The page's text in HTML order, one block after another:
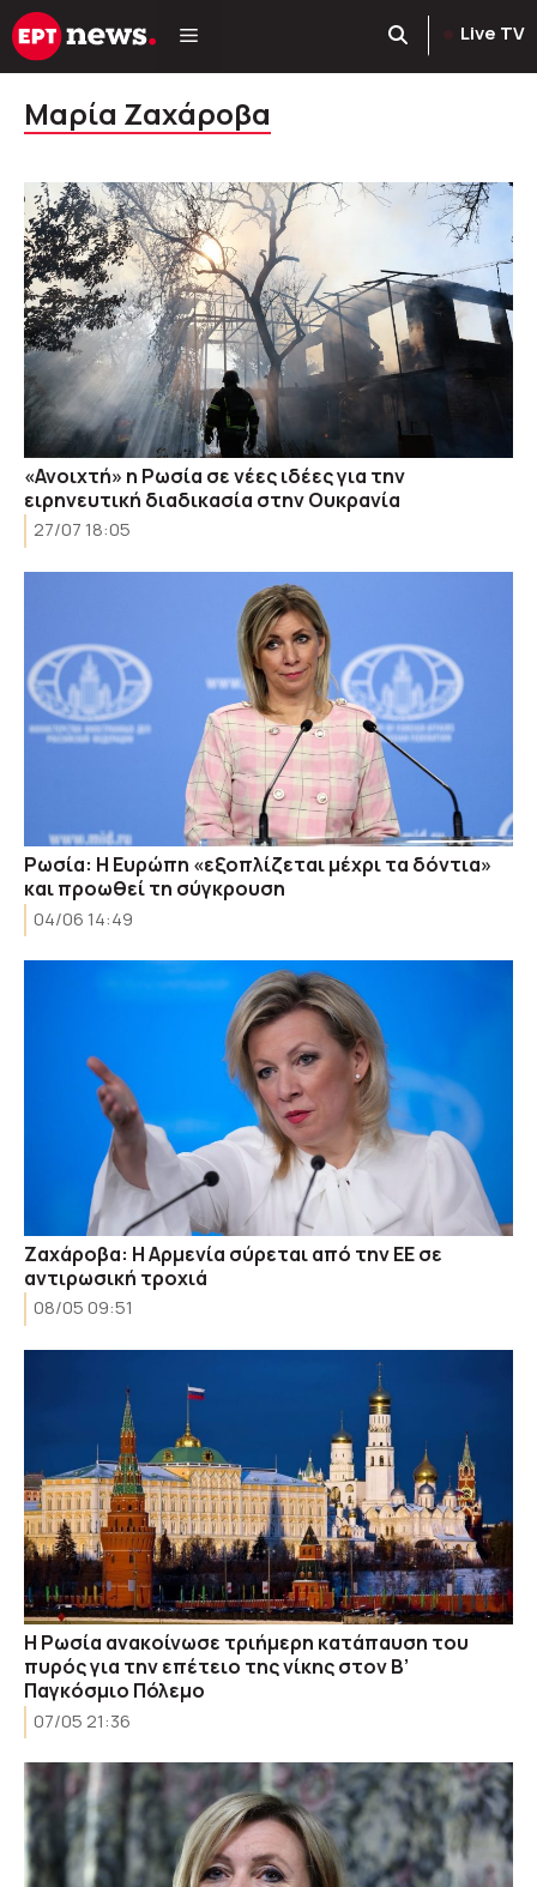
Μετάβαση
σε
Live TV
Μαρία Ζαχάροβα
«Ανοιχτή» η Ρωσία σε νέες ιδέες για την
ειρηνευτική διαδικασία στην Ουκρανία
27/07 18:05
Ρωσία: Η Ευρώπη «εξοπλίζεται μέχρι τα δόντια»
και προωθεί τη σύγκρουση
04/06 14:49
Ζαχάροβα: Η Αρμενία σύρεται από την ΕΕ σε
αντιρωσική τροχιά
08/05 09:51
Η Ρωσία ανακοίνωσε τριήμερη κατάπαυση του
πυρός για την επέτειο της νίκης στον Β’
Παγκόσμιο Πόλεμο
07/05 21:36